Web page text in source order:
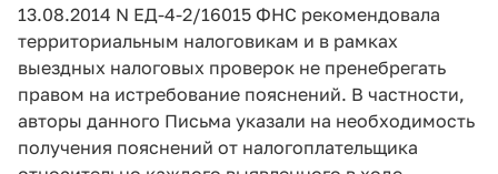
13.08.2014 N ЕД-4-2/16015 ФНС рекомендовала
территориальным налоговикам и в рамках
выездных налоговых проверок не пренебрегать
правом на истребование пояснений. В частности,
авторы данного Письма указали на необходимость
получения пояснений от налогоплательщика